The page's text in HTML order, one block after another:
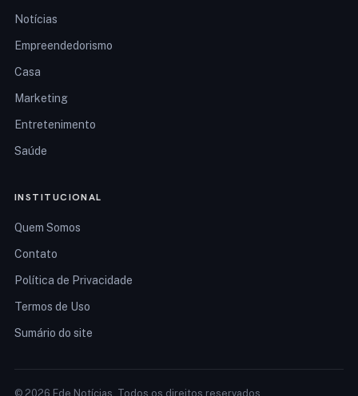
Notícias
Empreendedorismo
Casa
Marketing
Entretenimento
Saúde
INSTITUCIONAL
Quem Somos
Contato
Política de Privacidade
Termos de Uso
Sumário do site
© 2026 Ede Notícias. Todos os direitos reservados.